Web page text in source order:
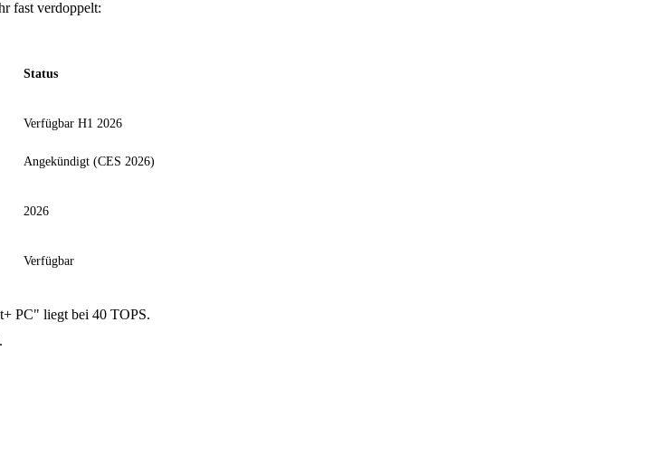
fast verdoppelt:
Status
Verfügbar H1 2026
Angekündigt (CES 2026)
2026
Verfügbar
PC" liegt bei 40 TOPS.